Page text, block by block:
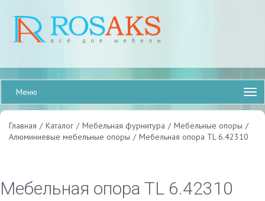
Меню
Главная / Каталог / Мебельная фурнитура / Мебельные опоры /
Алюминиевые мебельные опоры / Мебельная опора TL 6.42310
Мебельная опора TL 6.42310